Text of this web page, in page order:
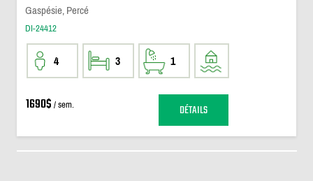
Gaspésie, Percé
DI-24412
4 3 1
1690$ / sem. DÉTAILS